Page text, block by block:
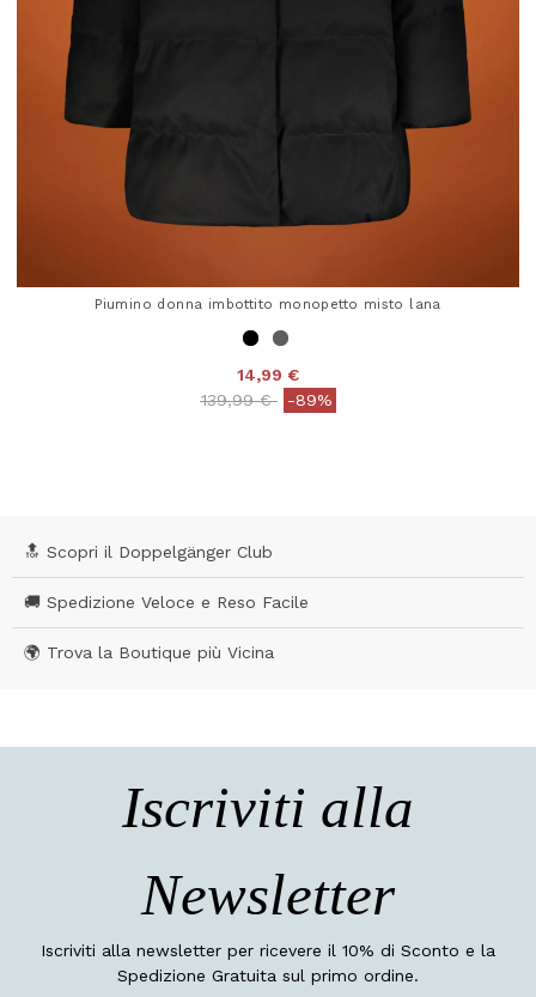
Piumino donna imbottito monopetto misto lana
14,99 €
Price reduced from
139,99 €to-89%
🔝 Scopri il Doppelgänger Club
🚚 Spedizione Veloce e Reso Facile
🌍 Trova la Boutique più Vicina
Iscriviti alla
Newsletter
Iscriviti alla newsletter per ricevere il 10% di Sconto e la
Spedizione Gratuita sul primo ordine.